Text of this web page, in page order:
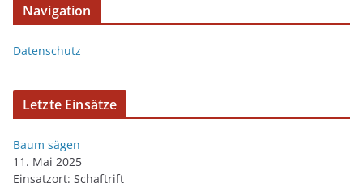
Navigation
Datenschutz
Letzte Einsätze
Baum sägen
11. Mai 2025
Einsatzort: Schaftrift